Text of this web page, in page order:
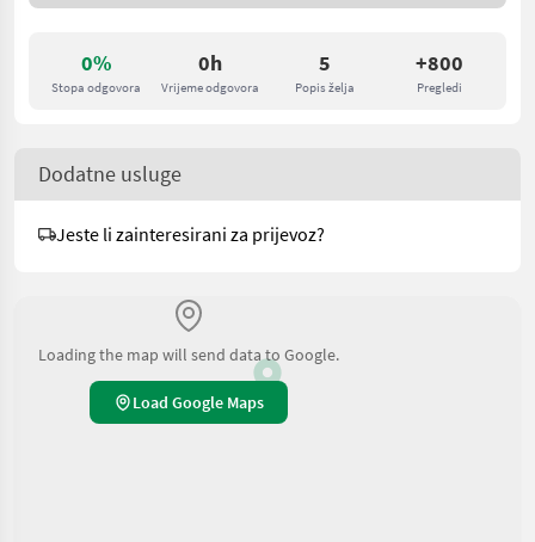
0%
Stopa odgovora
0h
Vrijeme odgovora
5
Popis želja
+800
Pregledi
Dodatne usluge
Jeste li zainteresirani za prijevoz?
Loading the map will send data to Google.
Load Google Maps